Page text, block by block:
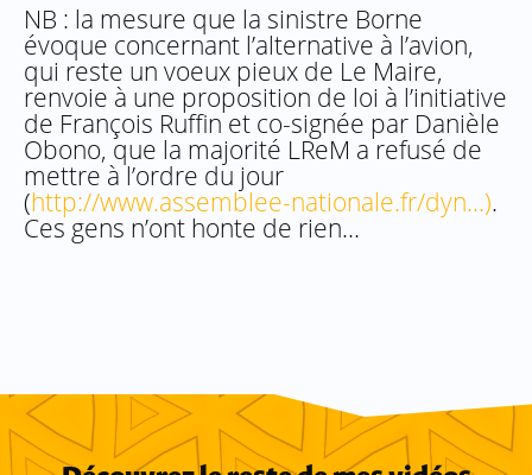
NB : la mesure que la sinistre Borne
évoque concernant l’alternative à l’avion,
qui reste un voeux pieux de Le Maire,
renvoie à une proposition de loi à l’initiative
de François Ruffin et co-signée par Danièle
Obono, que la majorité LReM a refusé de
mettre à l’ordre du jour
(http://www.assemblee-nationale.fr/dyn…).
Ces gens n’ont honte de rien…